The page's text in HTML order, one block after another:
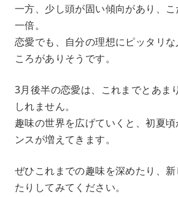
一方、少し頭が固い傾向があり、
一倍。
恋愛でも、自分の理想にピッタリ
ころがありそうです。
3月後半の恋愛は、これまでとあま
しれません。
趣味の世界を広げていくと、初夏
ンスが増えてきます。
ぜひこれまでの趣味を深めたり、
たりしてみてください。